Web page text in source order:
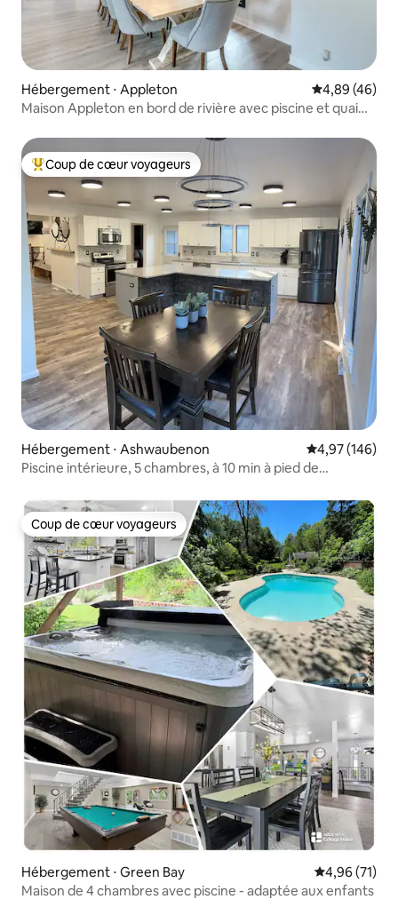
Hébergement ⋅ Appleton Évaluation
4,89 (46)
Maison Appleton en bord de rivière avec piscine et quai
Coups de cœur voyageurs les plus appréciés
Coup de cœur voyageurs
Hébergement ⋅ Ashwaubenon Évaluation
4,97 (146)
Piscine intérieure, 5 chambres, à 10 min à pied de
Coup de cœur voyageurs
Coup de cœur voyageurs
Hébergement ⋅ Green Bay Évaluation
4,96 (71)
Maison de 4 chambres avec piscine - adaptée aux enfants